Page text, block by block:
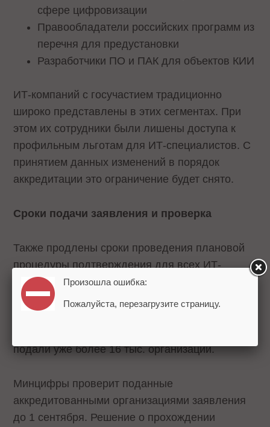
сфере цифровизации
Правообладатели российских программ из
перечня для предустановки
Разработчики ПО и ПАК для объектов КИИ
ИТ-компаний с госучастием традиционно
широко представлены в этих сегментах. При
этом их сотрудники были лишены доступа к
профильным льготам для ИТ-специалистов. С
принятием данных изменений в порядок
аккредитации это ограничение будет снято.
Сроки подачи заявления и проверка
Также продлены сроки проведения плановой
процедуры подтверждения для всех ИТ-
компаний в 2026 году. Аккредитованные
организации могут подать заявление о
подали уже более 16 тыс. организаций.
Минцифры проверит поданные
аккредитованными организациями заявления
до 1 сентября. Решение о прохождении
Произошла ошибка:
Пожалуйста, перезагрузите страницу.